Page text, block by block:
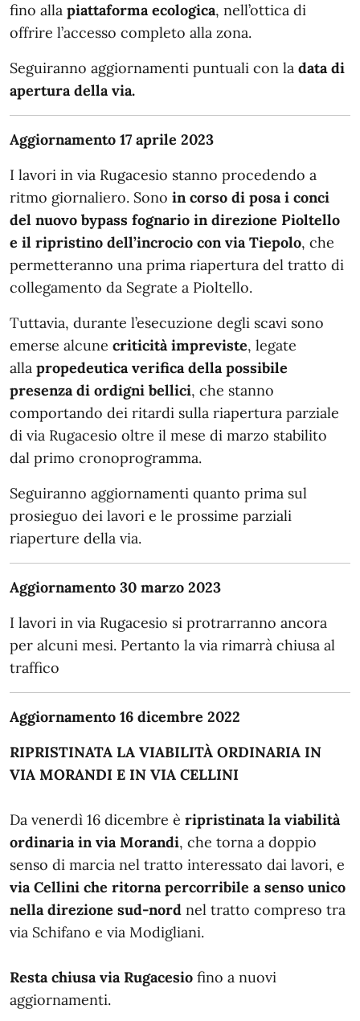
fino alla piattaforma ecologica, nell’ottica di
offrire l’accesso completo alla zona.
Seguiranno aggiornamenti puntuali con la data di
apertura della via.
Aggiornamento 17 aprile 2023
I lavori in via Rugacesio stanno procedendo a
ritmo giornaliero. Sono in corso di posa i conci
del nuovo bypass fognario in direzione Pioltello
e il ripristino dell’incrocio con via Tiepolo, che
permetteranno una prima riapertura del tratto di
collegamento da Segrate a Pioltello.
Tuttavia, durante l’esecuzione degli scavi sono
emerse alcune criticità impreviste, legate
alla propedeutica verifica della possibile
presenza di ordigni bellici, che stanno
comportando dei ritardi sulla riapertura parziale
di via Rugacesio oltre il mese di marzo stabilito
dal primo cronoprogramma.
Seguiranno aggiornamenti quanto prima sul
prosieguo dei lavori e le prossime parziali
riaperture della via.
Aggiornamento 30 marzo 2023
I lavori in via Rugacesio si protrarranno ancora
per alcuni mesi. Pertanto la via rimarrà chiusa al
traffico
Aggiornamento 16 dicembre 2022
RIPRISTINATA LA VIABILITÀ ORDINARIA IN
VIA MORANDI E IN VIA CELLINI
Da venerdì 16 dicembre è ripristinata la viabilità
ordinaria in via Morandi, che torna a doppio
senso di marcia nel tratto interessato dai lavori, e
via Cellini che ritorna percorribile a senso unico
nella direzione sud-nord nel tratto compreso tra
via Schifano e via Modigliani.
Resta chiusa via Rugacesio fino a nuovi
aggiornamenti.